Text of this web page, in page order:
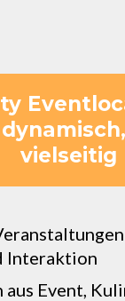
vielseitig
Interaktion
Event,